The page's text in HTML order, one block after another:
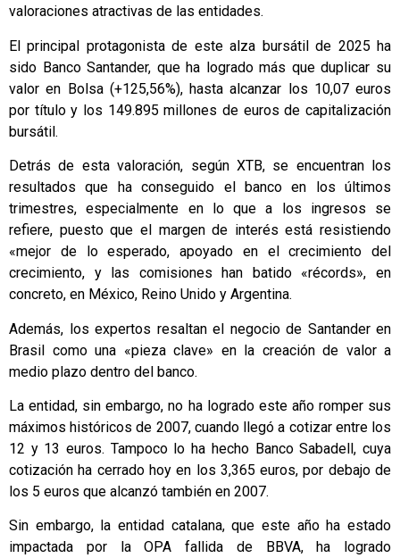
valoraciones atractivas de las entidades.
El principal protagonista de este alza bursátil de 2025 ha
sido Banco Santander, que ha logrado más que duplicar su
valor en Bolsa (+125,56%), hasta alcanzar los 10,07 euros
por título y los 149.895 millones de euros de capitalización
bursátil.
Detrás de esta valoración, según XTB, se encuentran los
resultados que ha conseguido el banco en los últimos
trimestres, especialmente en lo que a los ingresos se
refiere, puesto que el margen de interés está resistiendo
«mejor de lo esperado, apoyado en el crecimiento del
crecimiento, y las comisiones han batido «récords», en
concreto, en México, Reino Unido y Argentina.
Además, los expertos resaltan el negocio de Santander en
Brasil como una «pieza clave» en la creación de valor a
medio plazo dentro del banco.
La entidad, sin embargo, no ha logrado este año romper sus
máximos históricos de 2007, cuando llegó a cotizar entre los
12 y 13 euros. Tampoco lo ha hecho Banco Sabadell, cuya
cotización ha cerrado hoy en los 3,365 euros, por debajo de
los 5 euros que alcanzó también en 2007.
Sin embargo, la entidad catalana, que este año ha estado
impactada por la OPA fallida de BBVA, ha logrado